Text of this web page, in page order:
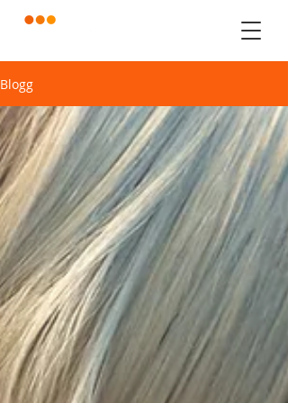
Blogg